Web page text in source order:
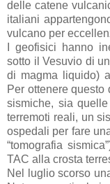
delle catene
italiani
vulcano per
I geofisici hanno
sotto il Vesuvio di
di magma liquido)
Per ottenere
sismiche, sia
terremoti reali, un
ospedali per fare
“tomografia
TAC alla crosta
Nel luglio scorso